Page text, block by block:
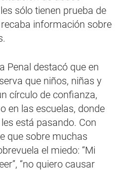
sólo tienen prueba de
información sobre
Penal destacó que en
que niños, niñas y
círculo de confianza,
en las escuelas, donde
está pasando. Con
que sobre muchas
el miedo: “Mi
“no quiero causar